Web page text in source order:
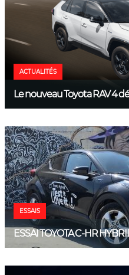
ACTUALITÉS
Le nouveau Toyota RAV 4
ESSAIS
ESSAI TOYOTA C-HR